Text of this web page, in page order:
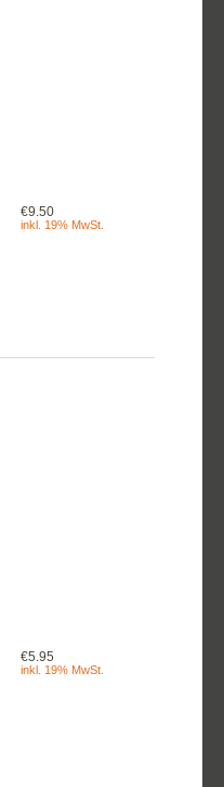
€9.50
inkl. 19% MwSt.
€5.95
inkl. 19% MwSt.